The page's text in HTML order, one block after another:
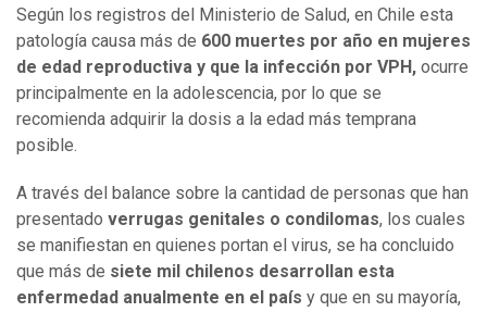
Según los registros del Ministerio de Salud, en Chile esta
patología causa más de 600 muertes por año en mujeres
de edad reproductiva y que la infección por VPH, ocurre
principalmente en la adolescencia, por lo que se
recomienda adquirir la dosis a la edad más temprana
posible.
A través del balance sobre la cantidad de personas que han
presentado verrugas genitales o condilomas, los cuales
se manifiestan en quienes portan el virus, se ha concluido
que más de siete mil chilenos desarrollan esta
enfermedad anualmente en el país y que en su mayoría,